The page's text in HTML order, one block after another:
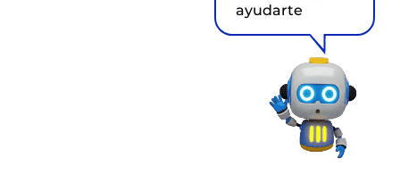
ayudarte